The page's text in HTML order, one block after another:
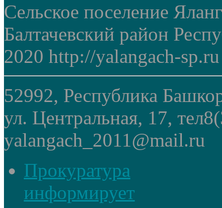
Сельское поселение
Балтачевский район
2020 http://yalangach-sp.ru
52992, Республика
ул. Центральная, 17,
yalangach_2011@mail.ru
Прокуратура
информирует